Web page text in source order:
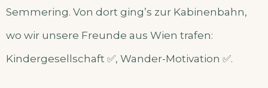
Semmering. Von dort ging’s zur Kabinenbahn,
wo wir unsere Freunde aus Wien trafen:
Kindergesellschaft ✅, Wander-Motivation ✅.